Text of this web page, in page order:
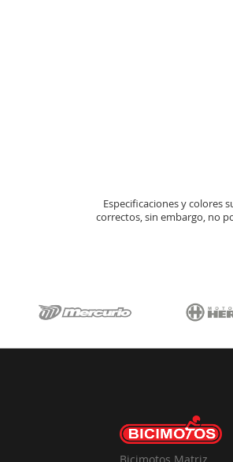
Especificaciones y colores
correctos, sin embargo, no